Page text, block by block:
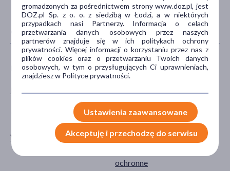
CECHY PRODUKTU
PŁEĆ
Mężczyzna
WIEK
TYP PRODUKTU
Wyrób medyczny
DZIAŁANIE/WŁAŚCIWOŚCI
antykoncepcyjne
ochronne
gromadzonych za pośrednictwem strony www.doz.pl, jest
DOZ.pl Sp. z o. o. z siedzibą w Łodzi, a w niektórych
przypadkach nasi Partnerzy. Informacja o celach
przetwarzania danych osobowych przez naszych
partnerów znajduje się w ich politykach ochrony
prywatności. Więcej informacji o korzystaniu przez nas z
plików cookies oraz o przetwarzaniu Twoich danych
osobowych, w tym o przysługujących Ci uprawnieniach,
znajdziesz w Polityce prywatności.
Ustawienia zaawansowane
Akceptuję i przechodzę do serwisu